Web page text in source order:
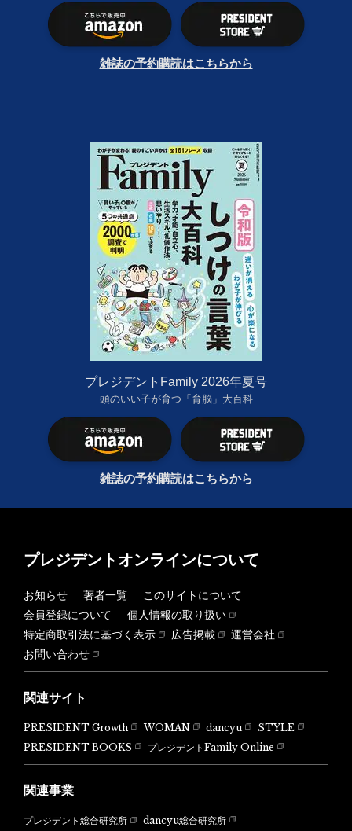
雑誌の予約購読はこちらから
プレジデントFamily 2026年夏号
頭のいい子が育つ「育脳」大百科
雑誌の予約購読はこちらから
プレジデントオンラインについて
お知らせ 著者一覧
このサイトについて
会員登録について
個人情報の取り扱い
特定商取引法に基づく表示
広告掲載
運営会社
お問い合わせ
関連サイト
PRESIDENT Growth WOMAN dancyu
STYLE
PRESIDENT BOOKS
プレジデントFamily Online
関連事業
プレジデント総合研究所 dancyu総合研究所